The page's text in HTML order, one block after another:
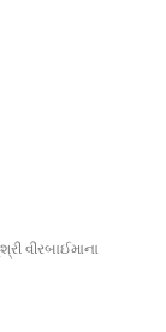
વીરબાઈમાના